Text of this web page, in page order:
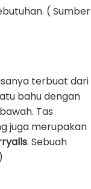
( Sumber
terbuat dari
bahu dengan
Tas
juga merupakan
. Sebuah
)